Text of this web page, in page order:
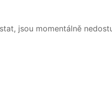
jsou momentálně